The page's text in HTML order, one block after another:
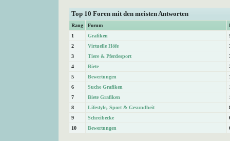
Top 10 Foren mit den meisten Antworten
Rang Forum
1
Grafiken
2
Virtuelle Höfe
3
Tiere & Pferdesport
4
Biete
5
Bewertungen
6
Suche Grafiken
7
Biete Grafiken
8
Lifestyle, Sport & Gesundheit
9
Schreibecke
10
Bewertungen